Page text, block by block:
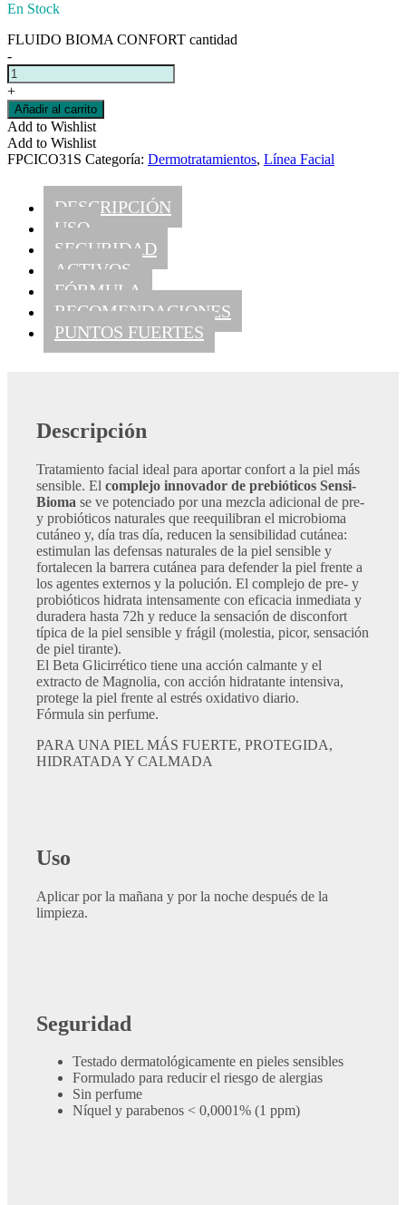
En Stock
FLUIDO BIOMA CONFORT cantidad
-
+
Añadir al carrito
Add to Wishlist
Add to Wishlist
FPCICO31S Categoría: Dermotratamientos, Línea Facial
DESCRIPCIÓN
USO
SEGURIDAD
ACTIVOS
FÓRMULA
RECOMENDACIONES
PUNTOS FUERTES
Descripción
​Tratamiento facial ideal para aportar confort a la piel más
sensible. El complejo innovador de prebióticos Sensi-
Bioma se ve potenciado por una mezcla adicional de pre-
y probióticos naturales que reequilibran el microbioma
cutáneo y, día tras día, reducen la sensibilidad cutánea:
estimulan las defensas naturales de la piel sensible y
fortalecen la barrera cutánea para defender la piel frente a
los agentes externos y la polución. El complejo de pre- y
probióticos hidrata intensamente con eficacia inmediata y
duradera hasta 72h y reduce la sensación de disconfort
típica de la piel sensible y frágil (molestia, picor, sensación
de piel tirante).
El Beta Glicirrético tiene una acción calmante y el
extracto de Magnolia, con acción hidratante intensiva,
protege la piel frente al estrés oxidativo diario.
Fórmula sin perfume.
PARA UNA PIEL MÁS FUERTE, PROTEGIDA,
HIDRATADA Y CALMADA
Uso
​Aplicar por la mañana y por la noche después de la
limpieza.
Seguridad
​Testado dermatológicamente en pieles sensibles
Formulado para reducir el riesgo de alergias
Sin perfume
Níquel y parabenos < 0,0001% (1 ppm)